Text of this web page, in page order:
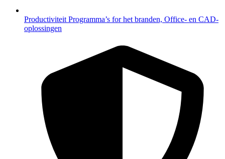
Productiviteit Programma’s for het branden, Office- en CAD-
oplossingen